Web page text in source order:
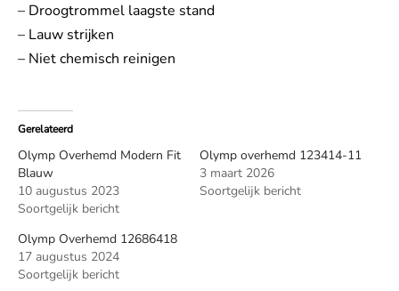
– Droogtrommel laagste stand
– Lauw strijken
– Niet chemisch reinigen
Gerelateerd
Olymp Overhemd Modern Fit
Blauw
10 augustus 2023
Soortgelijk bericht
Olymp overhemd 123414-11
3 maart 2026
Soortgelijk bericht
Olymp Overhemd 12686418
17 augustus 2024
Soortgelijk bericht